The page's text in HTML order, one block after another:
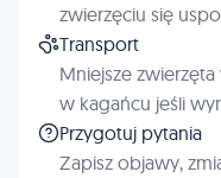
zwierzęciu się
Transport
Mniejsze
w kagańcu jeśli
Przygotuj pytania
Zapisz objawy,